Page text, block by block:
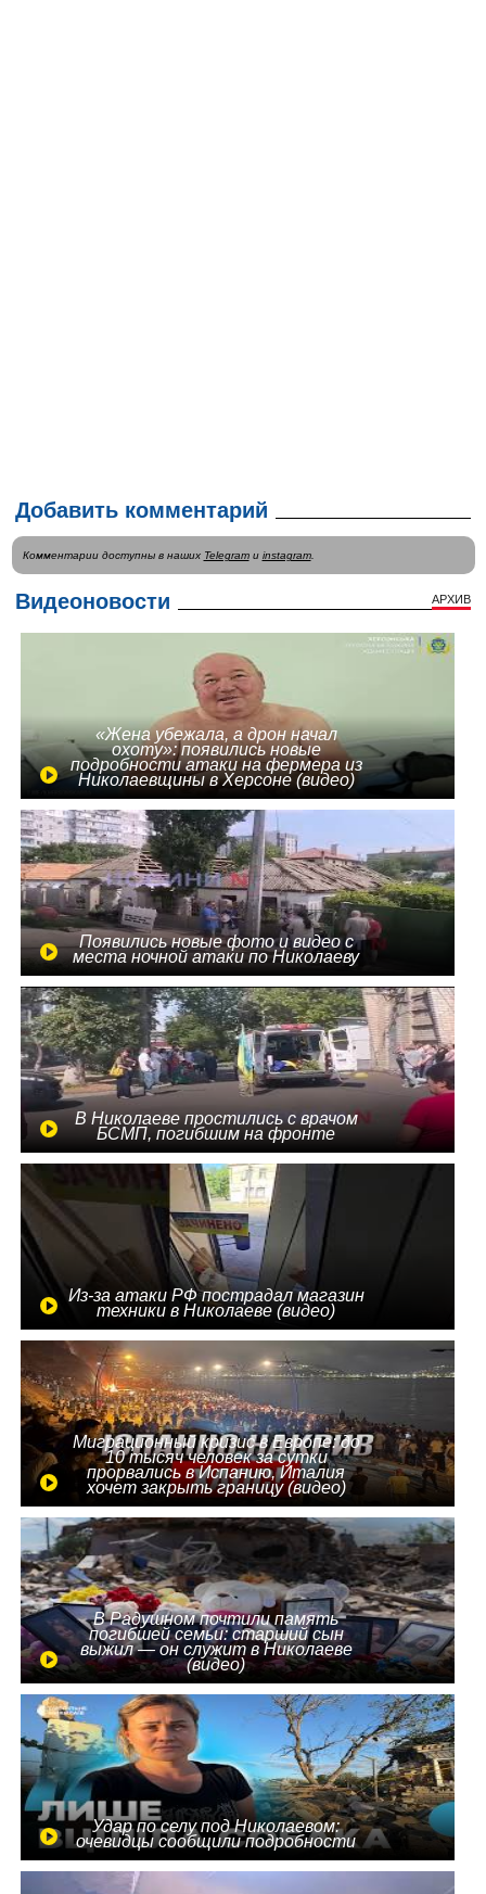
Добавить комментарий
Комментарии доступны в наших Telegramи instagram.
Видеоновости АРХИВ
«Жена убежала, а дрон начал
охоту»: появились новые
подробности атаки на фермера из
Николаевщины в Херсоне (видео)
Появились новые фото и видео с
места ночной атаки по Николаеву
В Николаеве простились с врачом
БСМП, погибшим на фронте
Из-за атаки РФ пострадал магазин
техники в Николаеве (видео)
Миграционный кризис в Европе: до
10 тысяч человек за сутки
прорвались в Испанию, Италия
хочет закрыть границу (видео)
В Радушном почтили память
погибшей семьи: старший сын
выжил — он служит в Николаеве
(видео)
Удар по селу под Николаевом:
очевидцы сообщили подробности